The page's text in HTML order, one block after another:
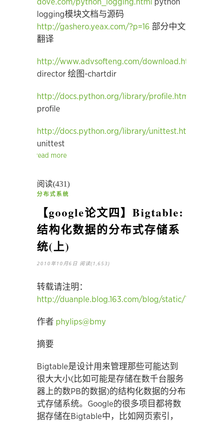
dove.com/python_logging.html
python
logging模块文档与源码
http://gashero.yeax.com/?p=16 部分中文
翻译
http://www.advsofteng.com/download.html
director 绘图-chartdir
http://docs.python.org/library/profile.html
profile
http://docs.python.org/library/unittest.html
unittest
read more
阅读(431)
分布式系统
【google论文四】Bigtable:
结构化数据的分布式存储系
统(上)
2010年10月6日 阅读(1,653)
转载请注明：
http://duanple.blog.163.com/blog/static/
作者 phylips@bmy
摘要
Bigtable是设计用来管理那些可能达到
很大大小(比如可能是存储在数千台服务
器上的数PB的数据)的结构化数据的分布
式存储系统。Google的很多项目都将数
据存储在Bigtable中，比如网页索引，